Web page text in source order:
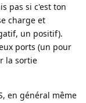
pas si c'est ton
charge et
un positif).
ports (un pour
la sortie
en général même